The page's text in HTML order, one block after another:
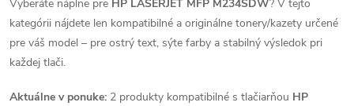
Vyberáte náplne pre HP LASERJET MFP M234SDW? V tejto
kategórii nájdete len kompatibilné a originálne tonery/kazety určené
pre váš model – pre ostrý text, sýte farby a stabilný výsledok pri
každej tlači.
Aktuálne v ponuke: 2 produkty kompatibilné s tlačiarňou HP